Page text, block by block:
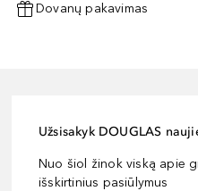
Dovanų pakavimas
Užsisakyk DOUGLAS
Nuo šiol žinok viską apie
išskirtinius pasiūlymus